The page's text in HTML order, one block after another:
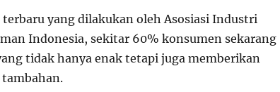
yang dilakukan oleh Asosiasi Industri
Indonesia, sekitar 60% konsumen sekarang
tidak hanya enak tetapi juga memberikan